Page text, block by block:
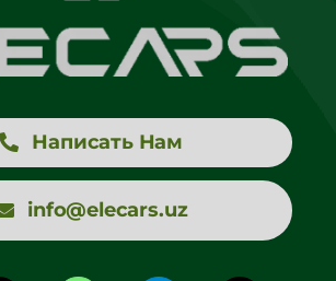
Написать Нам
info@elecars.uz